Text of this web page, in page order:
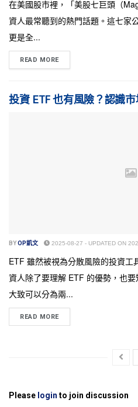
在美國股市裡，「美股七巨頭（
資人最常聽到的熱門話題。這七家
更是全...
READ MORE
投資 ETF 也有風險？認識
BYOP凱文 2025-08-27 - UPDATED ON
ETF 雖然被視為分散風險的投資
資人除了要理解 ETF 的優勢，也
大致可以分為兩...
READ MORE
Please login to join discussion